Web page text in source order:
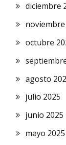
diciembre
noviembre
octubre
agosto
julio 2025
junio 2025
mayo 2025